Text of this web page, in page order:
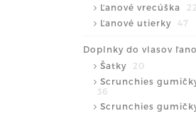
Ľanové vrecúška
22
Ľanové utierky
47
Doplnky do vlasov
Šatky
20
Scrunchies
36
Scrunchies